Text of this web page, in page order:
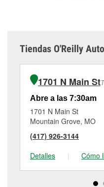
Tiendas O'Reilly
1701 N Main St
Abre a las 7:30am
1701 N Main St
Mountain Grove, MO
(417) 926-3144
Detalles
| Cómo